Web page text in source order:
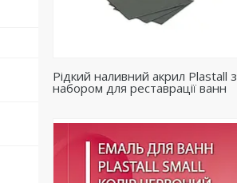
Рідкий наливний акрил Plastall з
набором для реставрації ванн